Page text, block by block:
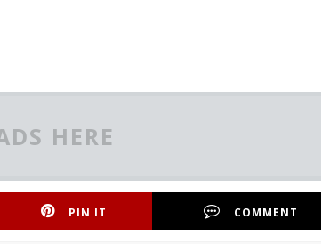
HERE
PIN IT COMMENT